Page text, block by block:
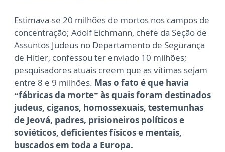
Estimava-se 20 milhões de mortos nos campos de
concentração; Adolf Eichmann, chefe da Seção de
Assuntos Judeus no Departamento de Segurança
de Hitler, confessou ter enviado 10 milhões;
pesquisadores atuais creem que as vítimas sejam
entre 8 e 9 milhões. Mas o fato é que havia
“fábricas da morte” às quais foram destinados
judeus, ciganos, homossexuais, testemunhas
de Jeová, padres, prisioneiros políticos e
soviéticos, deficientes físicos e mentais,
buscados em toda a Europa.